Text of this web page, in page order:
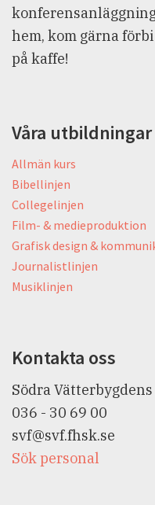
hem, kom gärna
på kaffe!
Våra utbildningar
Allmän kurs
Bibellinjen
Collegelinjen
Film- & medieproduktion
Grafisk design &
Journalistlinjen
Musiklinjen
Kontakta oss
Södra
036 - 30 69 00
svf@svf.fhsk.se
Sök personal